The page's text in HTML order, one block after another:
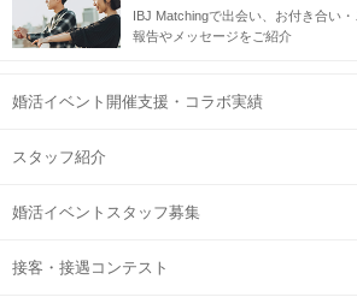
IBJ Matchingで出会い、お付き合い
報告やメッセージをご紹介
婚活イベント開催支援・コラボ実績
スタッフ紹介
婚活イベントスタッフ募集
接客・接遇コンテスト